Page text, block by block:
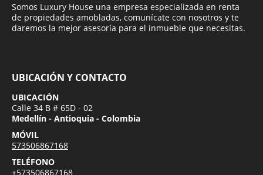
Somos Luxury House una empresa especializada en renta
de propiedades amobladas, comunícate con nosotros y te
daremos la mejor asesoría para el inmueble que necesitas.
UBICACIÓN Y CONTACTO
UBICACIÓN
Calle 34 B # 65D - 02
Medellín - Antioquia - Colombia
MÓVIL
573506867168
TELÉFONO
+573506867168